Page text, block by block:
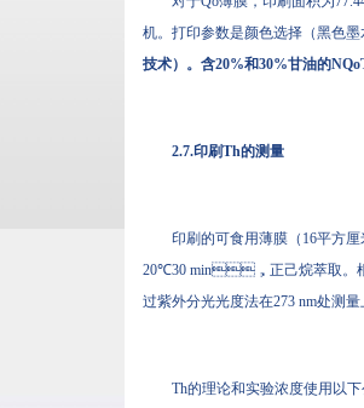
机。打印参数是颜色选择（黑色
技术）。含20%和30%甘油的
2.7.印刷Th的测量
印刷的可食用薄膜（16平方厘
20℃30 min，正己烷萃取
过紫外分光光度法在273 nm处
Th的理论和实验浓度使用以下公